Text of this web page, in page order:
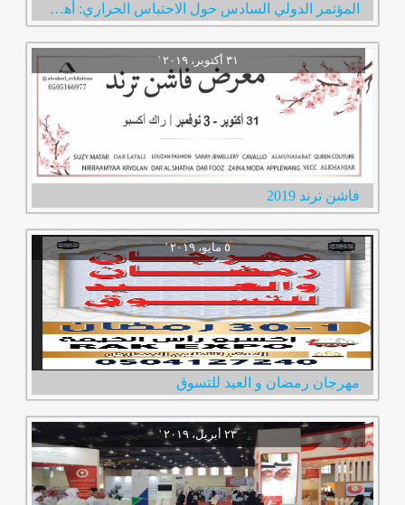
المؤتمر الدولي السادس حول الاحتباس الحراري: أهمية المحيطات
فاشن ترند 2019
‏٥ مايو، ٢٠١٩‏ ‏'‏
مهرجان رمضان و العيد للتسوق
‏٢٣ أبريل، ٢٠١٩‏ ‏'‏